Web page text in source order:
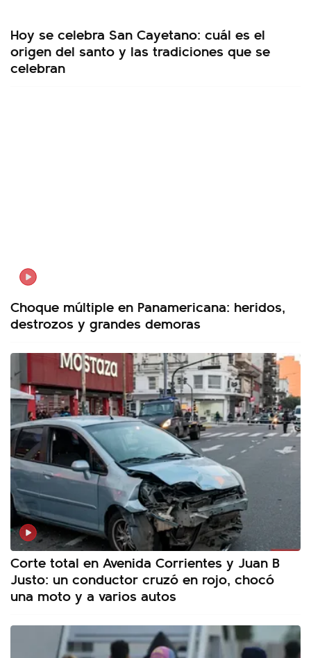
Hoy se celebra San Cayetano: cuál es el
origen del santo y las tradiciones que se
celebran
Choque múltiple en Panamericana: heridos,
destrozos y grandes demoras
Corte total en Avenida Corrientes y Juan B
Justo: un conductor cruzó en rojo, chocó
una moto y a varios autos